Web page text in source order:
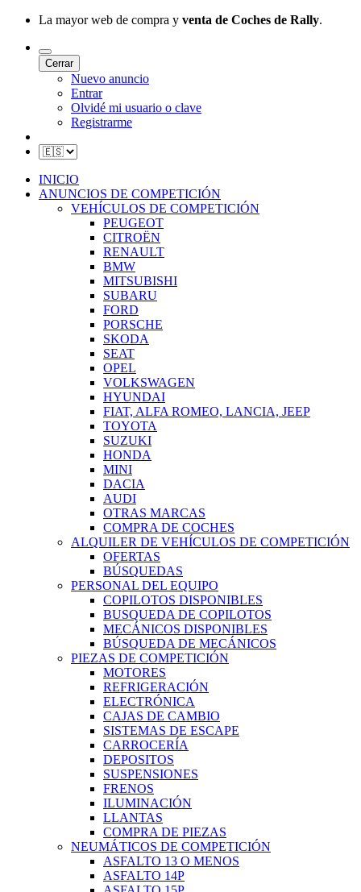
La mayor web de compra y venta de Coches de Rally.
Cerrar
Nuevo anuncio
Entrar
Olvidé mi usuario o clave
Registrarme
INICIO
ANUNCIOS DE COMPETICIÓN
VEHÍCULOS DE COMPETICIÓN
PEUGEOT
CITROËN
RENAULT
BMW
MITSUBISHI
SUBARU
FORD
PORSCHE
SKODA
SEAT
OPEL
VOLKSWAGEN
HYUNDAI
FIAT, ALFA ROMEO, LANCIA, JEEP
TOYOTA
SUZUKI
HONDA
MINI
DACIA
AUDI
OTRAS MARCAS
COMPRA DE COCHES
ALQUILER DE VEHÍCULOS DE COMPETICIÓN
OFERTAS
BÚSQUEDAS
PERSONAL DEL EQUIPO
COPILOTOS DISPONIBLES
BUSQUEDA DE COPILOTOS
MECÁNICOS DISPONIBLES
BÚSQUEDA DE MECÁNICOS
PIEZAS DE COMPETICIÓN
MOTORES
REFRIGERACIÓN
ELECTRÓNICA
CAJAS DE CAMBIO
SISTEMAS DE ESCAPE
CARROCERÍA
DEPOSITOS
SUSPENSIONES
FRENOS
ILUMINACIÓN
LLANTAS
COMPRA DE PIEZAS
NEUMÁTICOS DE COMPETICIÓN
ASFALTO 13 O MENOS
ASFALTO 14P